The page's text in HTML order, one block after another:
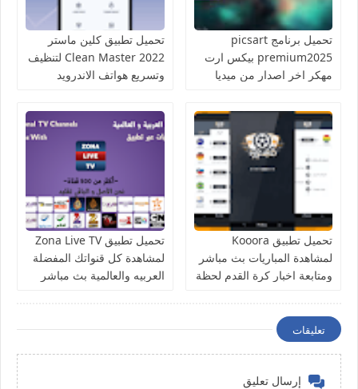
تحميل برنامج picsart
premium2025 بيكس ارت
مهكر اخر اصدار من ميديا
تحميل تطبيق كلين ماستر
Clean Master 2022 لتنظيف
وتسريع هواتف الاندرويد
تحميل تطبيق Kooora
لمشاهدة المباريات بث مباشر
ومتابعة اخبار كرة القدم لحظة
تحميل تطبيق Zona Live TV
لمشاهدة كل قنواتك المفضلة
العربيه والعالمية بث مباشر
تعليقات
إرسال تعليق